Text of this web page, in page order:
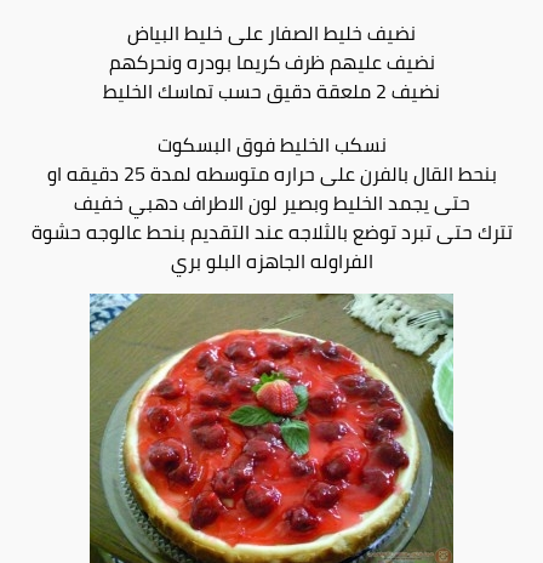
نضيف خليط الصفار على خليط البياض
نضيف عليهم ظرف كريما بودره ونحركهم
نضيف 2 ملعقة دقيق حسب تماسك الخليط
نسكب الخليط فوق البسكوت
بنحط القال بالفرن على حراره متوسطه لمدة 25 دقيقه او
حتى يجمد الخليط وبصير لون الاطراف دهبي خفيف
تترك حتى تبرد توضع بالثلاجه عند التقديم بنحط عالوجه حشوة
الفراوله الجاهزه البلو بري